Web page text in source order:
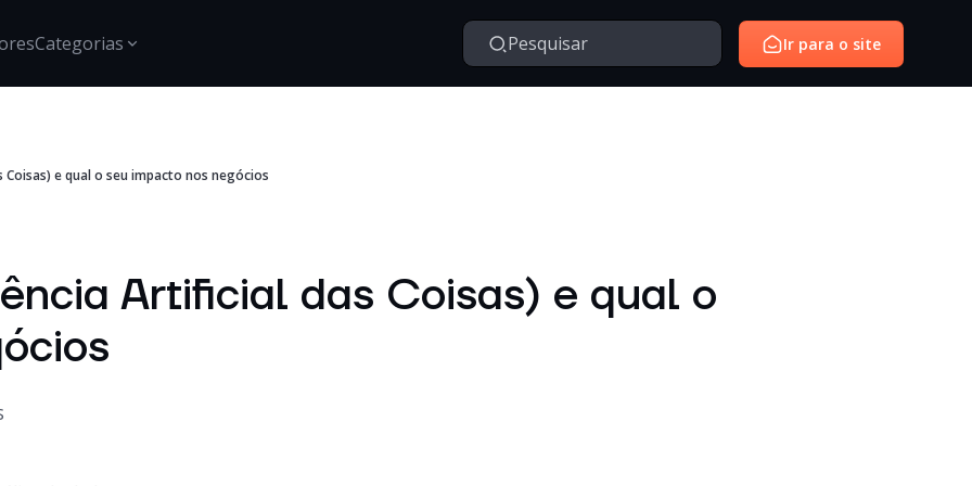
Categorias
Segurança
Estratégias para proteção de dados, gestão de acessos e
inovação e transformação digital no mercado
corporativo.
ambientes corporativos.
Certificações
Informações e treinamentos sobre certificações Google e
Ir para o site
e qual o seu impacto nos negócios
Artificial das Coisas) e qual o